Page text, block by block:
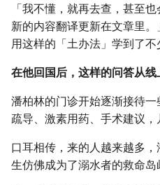
「我不懂，就再去查，甚至
新的内容翻译更新在文章里
用这样的「土办法」学到了不
在他回国后，这样的问答从线
潘柏林的门诊开始逐渐接待
疏导、激素用药、手术建议，
口耳相传，来的人越来越多
生仿佛成为了溺水者的救命岛